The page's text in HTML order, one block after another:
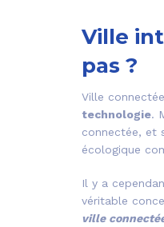
Ville
pas ?
Ville
technologie.
connectée, et
écologique
Il y a
véritable
ville